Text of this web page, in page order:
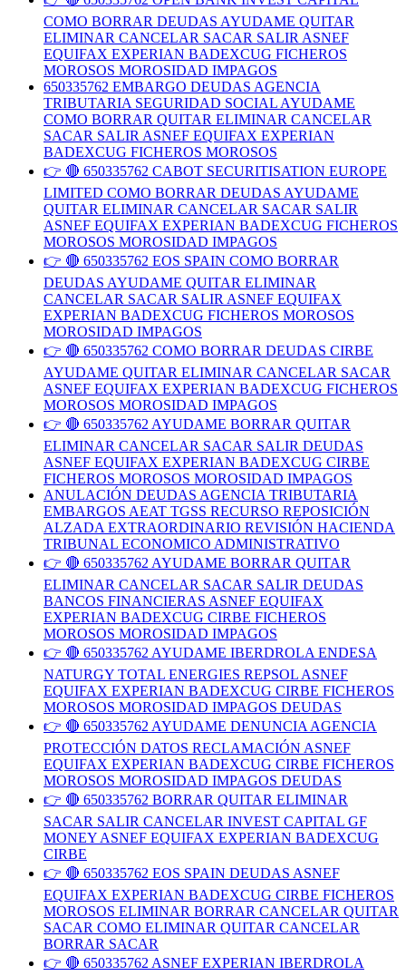
COMO BORRAR DEUDAS AYUDAME QUITAR
ELIMINAR CANCELAR SACAR SALIR ASNEF
EQUIFAX EXPERIAN BADEXCUG FICHEROS
MOROSOS MOROSIDAD IMPAGOS
650335762 EMBARGO DEUDAS AGENCIA
TRIBUTARIA SEGURIDAD SOCIAL AYUDAME
COMO BORRAR QUITAR ELIMINAR CANCELAR
SACAR SALIR ASNEF EQUIFAX EXPERIAN
BADEXCUG FICHEROS MOROSOS
👉 🔴 650335762 CABOT SECURITISATION EUROPE
LIMITED COMO BORRAR DEUDAS AYUDAME
QUITAR ELIMINAR CANCELAR SACAR SALIR
ASNEF EQUIFAX EXPERIAN BADEXCUG FICHEROS
MOROSOS MOROSIDAD IMPAGOS
👉 🔴 650335762 EOS SPAIN COMO BORRAR
DEUDAS AYUDAME QUITAR ELIMINAR
CANCELAR SACAR SALIR ASNEF EQUIFAX
EXPERIAN BADEXCUG FICHEROS MOROSOS
MOROSIDAD IMPAGOS
👉 🔴 650335762 COMO BORRAR DEUDAS CIRBE
AYUDAME QUITAR ELIMINAR CANCELAR SACAR
ASNEF EQUIFAX EXPERIAN BADEXCUG FICHEROS
MOROSOS MOROSIDAD IMPAGOS
👉 🔴 650335762 AYUDAME BORRAR QUITAR
ELIMINAR CANCELAR SACAR SALIR DEUDAS
ASNEF EQUIFAX EXPERIAN BADEXCUG CIRBE
FICHEROS MOROSOS MOROSIDAD IMPAGOS
ANULACIÓN DEUDAS AGENCIA TRIBUTARIA
EMBARGOS AEAT TGSS RECURSO REPOSICIÓN
ALZADA EXTRAORDINARIO REVISIÓN HACIENDA
TRIBUNAL ECONOMICO ADMINISTRATIVO
👉 🔴 650335762 AYUDAME BORRAR QUITAR
ELIMINAR CANCELAR SACAR SALIR DEUDAS
BANCOS FINANCIERAS ASNEF EQUIFAX
EXPERIAN BADEXCUG CIRBE FICHEROS
MOROSOS MOROSIDAD IMPAGOS
👉 🔴 650335762 AYUDAME IBERDROLA ENDESA
NATURGY TOTAL ENERGIES REPSOL ASNEF
EQUIFAX EXPERIAN BADEXCUG CIRBE FICHEROS
MOROSOS MOROSIDAD IMPAGOS DEUDAS
👉 🔴 650335762 AYUDAME DENUNCIA AGENCIA
PROTECCIÓN DATOS RECLAMACIÓN ASNEF
EQUIFAX EXPERIAN BADEXCUG CIRBE FICHEROS
MOROSOS MOROSIDAD IMPAGOS DEUDAS
👉 🔴 650335762 BORRAR QUITAR ELIMINAR
SACAR SALIR CANCELAR INVEST CAPITAL GF
MONEY ASNEF EQUIFAX EXPERIAN BADEXCUG
CIRBE
👉 🔴 650335762 EOS SPAIN DEUDAS ASNEF
EQUIFAX EXPERIAN BADEXCUG CIRBE FICHEROS
MOROSOS ELIMINAR BORRAR CANCELAR QUITAR
SACAR COMO ELIMINAR QUITAR CANCELAR
BORRAR SACAR
👉 🔴 650335762 ASNEF EXPERIAN IBERDROLA